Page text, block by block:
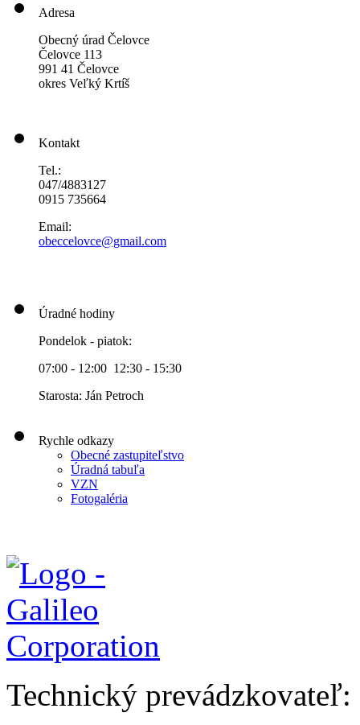
Adresa
Obecný úrad Čelovce
Čelovce 113
991 41 Čelovce
okres Veľký Krtíš
Kontakt
Tel.:
047/4883127
0915 735664
Email:
obeccelovce@gmail.com
Úradné hodiny
Pondelok - piatok:
07:00 - 12:00 12:30 - 15:30
Starosta: Ján Petroch
Rychle odkazy
Obecné zastupiteľstvo
Úradná tabuľa
VZN
Fotogaléria
Technický prevádzkovateľ: